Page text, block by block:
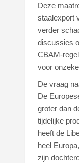
Deze
staalexport
verder
discussies
CBAM-
voor
De vraag
De
groter dan
tijdelijke
heeft de
heel
zijn